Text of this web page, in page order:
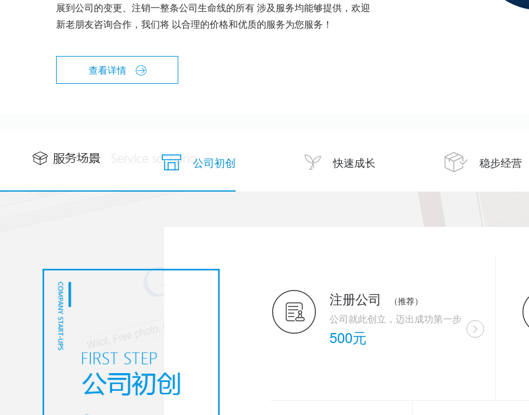
展到公司的变更、注销一整条公司生命线的所有 涉及服务均能够提供，欢迎
新老朋友咨询合作，我们将 以合理的价格和优质的服务为您服务！
查看详情
公司初创 快速成长 稳步经营
注册公司 （推荐）
公司就此创立，迈出成功第一步
500元